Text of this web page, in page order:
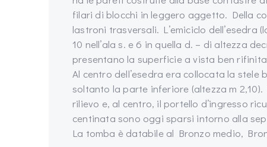
filari di blocchi in leggero aggetto. Della
lastroni trasversali. L’emiciclo
10 nell’ala s. e 6 in quella d. – di altezza
presentano la superficie a vista ben
Al centro dell’esedra era collocata la stele
soltanto la parte inferiore (altezza m
rilievo e, al centro, il portello d’ingresso
centinata sono oggi sparsi intorno alla
La tomba è databile al Bronzo medio,